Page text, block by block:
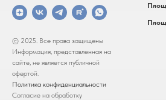
© 2025. Все права защищены
Информация, представленная на
сайте, не является публичной
офертой.
Политика конфиденциальности
Согласие на обработку